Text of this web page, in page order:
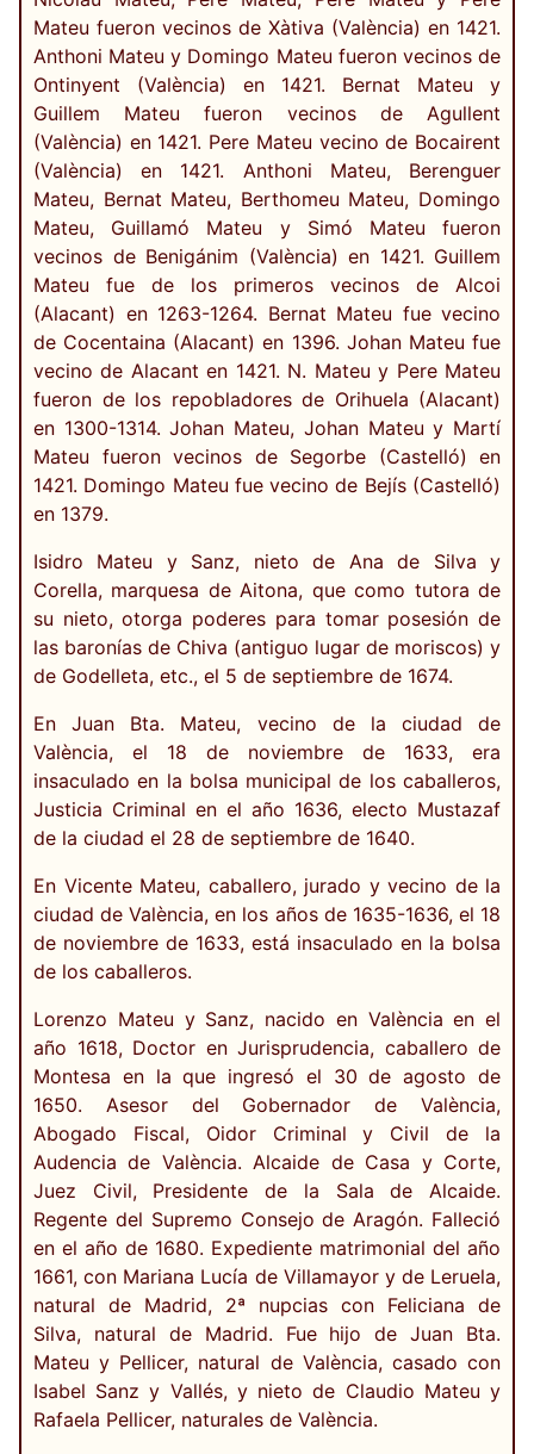
Mateu fueron vecinos de Xàtiva (València) en 1421.
Anthoni Mateu y Domingo Mateu fueron vecinos de
Ontinyent (València) en 1421. Bernat Mateu y
Guillem Mateu fueron vecinos de Agullent
(València) en 1421. Pere Mateu vecino de Bocairent
(València) en 1421. Anthoni Mateu, Berenguer
Mateu, Bernat Mateu, Berthomeu Mateu, Domingo
Mateu, Guillamó Mateu y Simó Mateu fueron
vecinos de Benigánim (València) en 1421. Guillem
Mateu fue de los primeros vecinos de Alcoi
(Alacant) en 1263-1264. Bernat Mateu fue vecino
de Cocentaina (Alacant) en 1396. Johan Mateu fue
vecino de Alacant en 1421. N. Mateu y Pere Mateu
fueron de los repobladores de Orihuela (Alacant)
en 1300-1314. Johan Mateu, Johan Mateu y Martí
Mateu fueron vecinos de Segorbe (Castelló) en
1421. Domingo Mateu fue vecino de Bejís (Castelló)
en 1379.
Isidro Mateu y Sanz, nieto de Ana de Silva y
Corella, marquesa de Aitona, que como tutora de
su nieto, otorga poderes para tomar posesión de
las baronías de Chiva (antiguo lugar de moriscos) y
de Godelleta, etc., el 5 de septiembre de 1674.
En Juan Bta. Mateu, vecino de la ciudad de
València, el 18 de noviembre de 1633, era
insaculado en la bolsa municipal de los caballeros,
Justicia Criminal en el año 1636, electo Mustazaf
de la ciudad el 28 de septiembre de 1640.
En Vicente Mateu, caballero, jurado y vecino de la
ciudad de València, en los años de 1635-1636, el 18
de noviembre de 1633, está insaculado en la bolsa
de los caballeros.
Lorenzo Mateu y Sanz, nacido en València en el
año 1618, Doctor en Jurisprudencia, caballero de
Montesa en la que ingresó el 30 de agosto de
1650. Asesor del Gobernador de València,
Abogado Fiscal, Oidor Criminal y Civil de la
Audencia de València. Alcaide de Casa y Corte,
Juez Civil, Presidente de la Sala de Alcaide.
Regente del Supremo Consejo de Aragón. Falleció
en el año de 1680. Expediente matrimonial del año
1661, con Mariana Lucía de Villamayor y de Leruela,
natural de Madrid, 2ª nupcias con Feliciana de
Silva, natural de Madrid. Fue hijo de Juan Bta.
Mateu y Pellicer, natural de València, casado con
Isabel Sanz y Vallés, y nieto de Claudio Mateu y
Rafaela Pellicer, naturales de València.